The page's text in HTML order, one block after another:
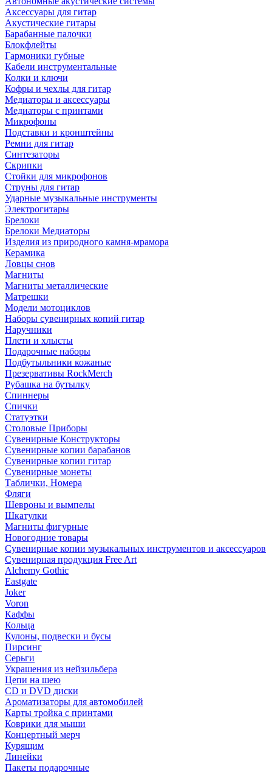
Аксессуары для гитар
Акустические гитары
Барабанные палочки
Блокфлейты
Гармоники губные
Кабели инструментальные
Колки и ключи
Кофры и чехлы для гитар
Медиаторы и аксессуары
Медиаторы с принтами
Микрофоны
Подставки и кронштейны
Ремни для гитар
Синтезаторы
Скрипки
Стойки для микрофонов
Струны для гитар
Ударные музыкальные инструменты
Электрогитары
Брелоки
Брелоки Медиаторы
Изделия из природного камня-мрамора
Керамика
Ловцы снов
Магниты
Магниты металлические
Матрешки
Модели мотоциклов
Наборы сувенирных копий гитар
Наручники
Плети и хлысты
Подарочные наборы
Подбутыльники кожаные
Презервативы RockMerch
Рубашка на бутылку
Спиннеры
Спички
Статуэтки
Столовые Приборы
Сувенирные Конструкторы
Сувенирные копии барабанов
Сувенирные копии гитар
Сувенирные монеты
Таблички, Номера
Фляги
Шевроны и вымпелы
Шкатулки
Магниты фигурные
Новогодние товары
Сувенирные копии музыкальных инструментов и аксессуаров
Сувенирная продукция Free Art
Alchemy Gothic
Eastgate
Joker
Voron
Каффы
Кольца
Кулоны, подвески и бусы
Пирсинг
Серьги
Украшения из нейзильбера
Цепи на шею
CD и DVD диски
Ароматизаторы для автомобилей
Карты тройка с принтами
Коврики для мыши
Концертный мерч
Курящим
Линейки
Пакеты подарочные